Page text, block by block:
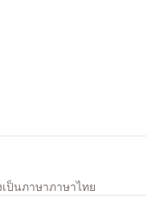
ป็นภาษาภาษาไทย